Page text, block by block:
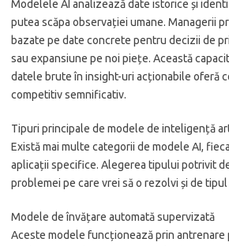
Modelele AI analizează date istorice și
putea scăpa observației umane. Managerii
bazate pe date concrete pentru decizii de
sau expansiune pe noi piețe. Această
datele brute în insight-uri acționabile oferă
competitiv semnificativ.
Tipuri principale de modele de inteligență
Există mai multe categorii de modele AI,
aplicații specifice. Alegerea tipului potrivit
problemei pe care vrei să o rezolvi și de
Modele de învățare automată supervizată
Aceste modele funcționează prin antrenare